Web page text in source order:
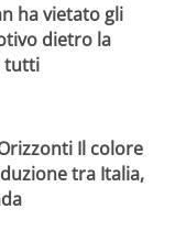
ha vietato gli
dietro la
tutti
Il colore
tra Italia,